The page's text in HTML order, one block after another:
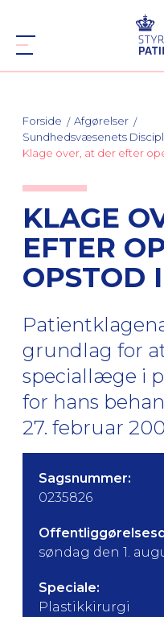
Forside
Afgørelser
Sundhedsvæsenets
Klage over, at der efter
KLAGE
EFTER
OPSTOD
grundlag for
speciallæge i
for hans
27. februar
Sagsnummer:
0235826
søndag den 1.
Speciale:
Plastikkirurgi